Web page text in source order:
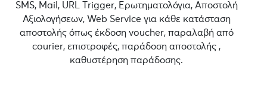
SMS, Mail, URL Τrigger, Ερωτηματολόγια, Αποστολή
Αξιολογήσεων, Web Service για κάθε κατάσταση
αποστολής όπως έκδοση voucher, παραλαβή από
courier, επιστροφές, παράδοση αποστολής ,
καθυστέρηση παράδοσης.